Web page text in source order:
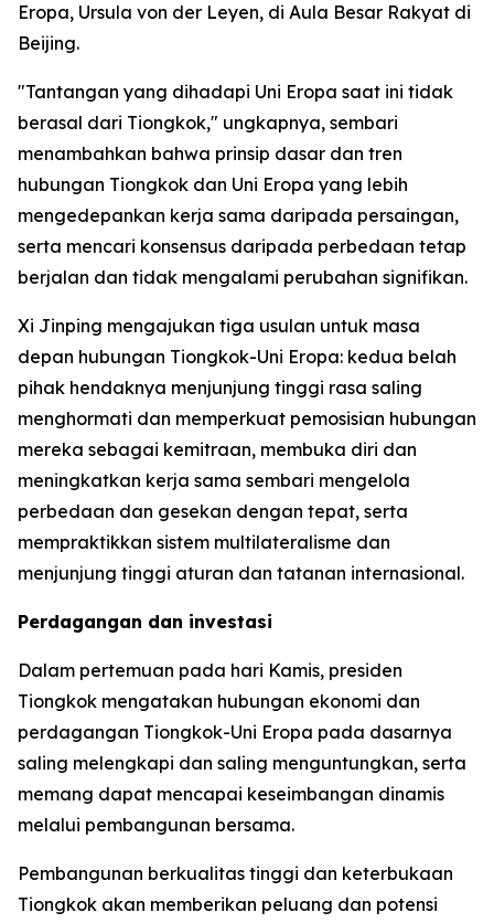
Eropa, Ursula von der Leyen, di Aula Besar Rakyat di
Beijing.
"Tantangan yang dihadapi Uni Eropa saat ini tidak
berasal dari Tiongkok," ungkapnya, sembari
menambahkan bahwa prinsip dasar dan tren
hubungan Tiongkok dan Uni Eropa yang lebih
mengedepankan kerja sama daripada persaingan,
serta mencari konsensus daripada perbedaan tetap
berjalan dan tidak mengalami perubahan signifikan.
Xi Jinping mengajukan tiga usulan untuk masa
depan hubungan Tiongkok-Uni Eropa: kedua belah
pihak hendaknya menjunjung tinggi rasa saling
menghormati dan memperkuat pemosisian hubungan
mereka sebagai kemitraan, membuka diri dan
meningkatkan kerja sama sembari mengelola
perbedaan dan gesekan dengan tepat, serta
mempraktikkan sistem multilateralisme dan
menjunjung tinggi aturan dan tatanan internasional.
Perdagangan dan investasi
Dalam pertemuan pada hari Kamis, presiden
Tiongkok mengatakan hubungan ekonomi dan
perdagangan Tiongkok-Uni Eropa pada dasarnya
saling melengkapi dan saling menguntungkan, serta
memang dapat mencapai keseimbangan dinamis
melalui pembangunan bersama.
Pembangunan berkualitas tinggi dan keterbukaan
Tiongkok akan memberikan peluang dan potensi